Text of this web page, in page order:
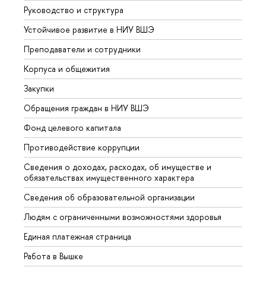
Руководство и структура
Устойчивое развитие в НИУ ВШЭ
Преподаватели и сотрудники
Корпуса и общежития
Закупки
Обращения граждан в НИУ ВШЭ
Фонд целевого капитала
Противодействие коррупции
Сведения о доходах, расходах, об имуществе и
обязательствах имущественного характера
Сведения об образовательной организации
Людям с ограниченными возможностями здоровья
Единая платежная страница
Работа в Вышке